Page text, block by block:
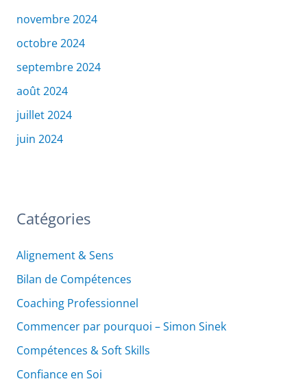
novembre 2024
octobre 2024
septembre 2024
août 2024
juillet 2024
juin 2024
Catégories
Alignement & Sens
Bilan de Compétences
Coaching Professionnel
Commencer par pourquoi – Simon Sinek
Compétences & Soft Skills
Confiance en Soi